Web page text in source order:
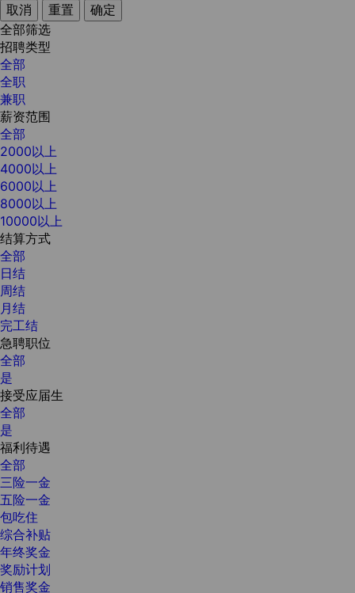
取消
重置
确定
全部筛选
招聘类型
全部
全职
兼职
薪资范围
全部
2000以上
4000以上
6000以上
8000以上
10000以上
结算方式
全部
日结
周结
月结
完工结
急聘职位
全部
是
接受应届生
全部
是
福利待遇
全部
三险一金
五险一金
包吃住
综合补贴
年终奖金
奖励计划
销售奖金